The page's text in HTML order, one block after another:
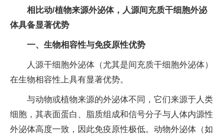
相比动/植物来源外泌体，人源间充质干细胞外泌
体具备显著优势
一、生物相容性与免疫原性优势
人源干细胞外泌体（尤其是间充质干细胞外泌体）
在生物相容性上具有显著优势。
与动物或植物来源的外泌体不同，它们来源于人类
细胞，其表面蛋白、脂质组成和信号分子与人体内源性
外泌体高度一致，因此免疫原性极低。动物外泌体（如